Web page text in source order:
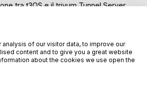
tra t3OS e il trivum Tunnel Server
dell'assistenza remota
of our visitor data, to improve our
content and to give you a great website
about the cookies we use open the